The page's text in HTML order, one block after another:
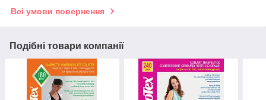
Всі умови повернення
Подібні товари компанії